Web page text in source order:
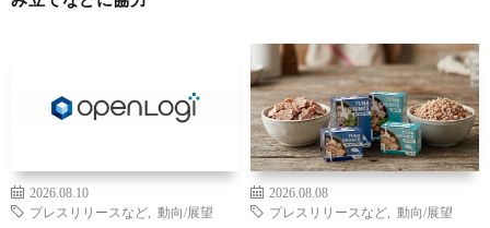
2026.08.10
プレスリリースなど
動向/展望
2026.08.08
プレスリリースなど
動向/展望